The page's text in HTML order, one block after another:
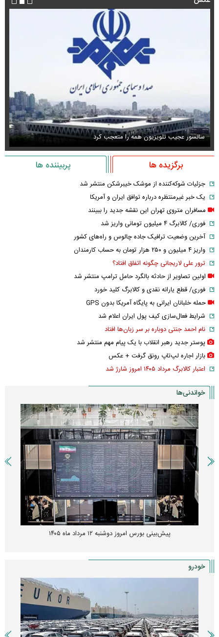
سانسور عجیب تلویزیون همه را متعجب کرد
برگزیده ها پربیننده ها
جزئیات شوکه‌کننده از موشک خیبرشکن منتشر شد
یک خبر غیرمنتظره درباره توافق ایران و آمریکا
مسافران متروی تهران این نقشه جدید را ببینند
فوری/ کالابرگ ۴ میلیون تومانی واریز شد
آخرین وضعیت ترافیک جاده چالوس و راه‌های کشور
واریز ۴ میلیون و ۲۵۰ هزار تومان به حساب کارمندان
ترور علی لاریجانی چگونه اتفاق افتاد؟
اولین تصاویر از حادثه بالگرد حامل ترامپ منتشر شد
فوری/ قطع یارانه نقدی و کالابرگ کلید خورد
حمله خلبانان ایرانی به پایگاه آمریکا بدون GPS
شرایط فعال‌سازی کیف پول ایران اعلام شد
نام احمد جنتی دوباره بر سر زبان‌ها افتاد
پوستر جدید رهبر انقلاب با یک پیام مهم منتشر شد
بازار اجاره لپ‌تاپ رونق گرفت + عکس
اعتبار کالابرگ مرداد ۱۴۰۵ امروز شارژ شد
خواندنی‌ها
پیش‌بینی بورس امروز دوشنبه ۱۲ مرداد ماه ۱۴۰۵
خودرو